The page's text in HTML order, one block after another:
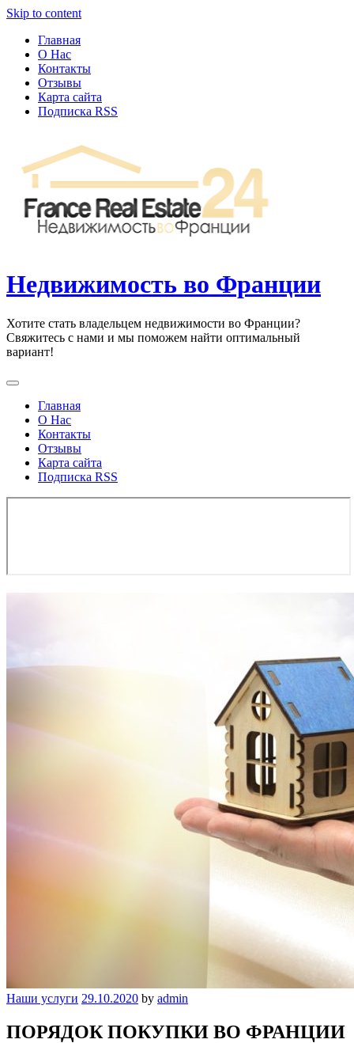
Skip to content
Главная
О Нас
Контакты
Отзывы
Карта сайта
Подписка RSS
Недвижимость во Франции
Хотите стать владельцем недвижимости во Франции?
Свяжитесь с нами и мы поможем найти оптимальный
вариант!
Главная
О Нас
Контакты
Отзывы
Карта сайта
Подписка RSS
Наши услуги 29.10.2020 by admin
ПОРЯДОК ПОКУПКИ ВО ФРАНЦИИ